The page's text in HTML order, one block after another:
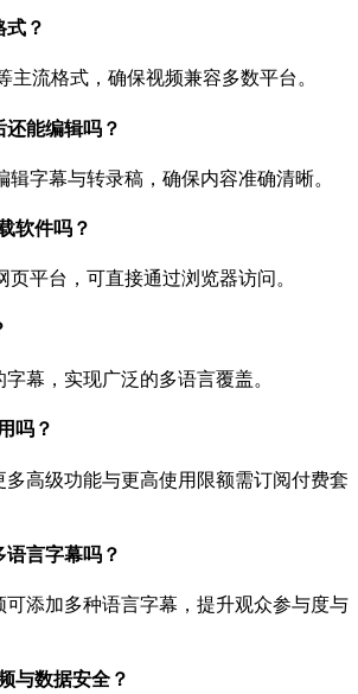
式？
主流格式，确保视频兼容多数平台。
能编辑吗？
辑字幕与转录稿，确保内容准确清晰。
软件吗？
页平台，可直接通过浏览器访问。
幕，实现广泛的多语言覆盖。
吗？
高级功能与更高使用限额需订阅付费套
言字幕吗？
可添加多种语言字幕，提升观众参与度与
与数据安全？